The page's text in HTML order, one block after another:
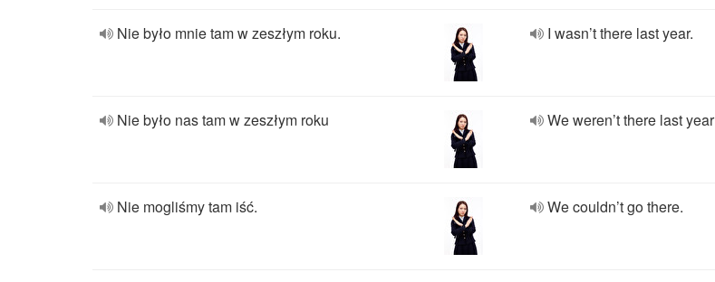
Nie było mnie tam w zeszłym roku. I wasn’t there last year.
Nie było nas tam w zeszłym roku We weren’t there last year
Nie mogliśmy tam iść. We couldn’t go there.